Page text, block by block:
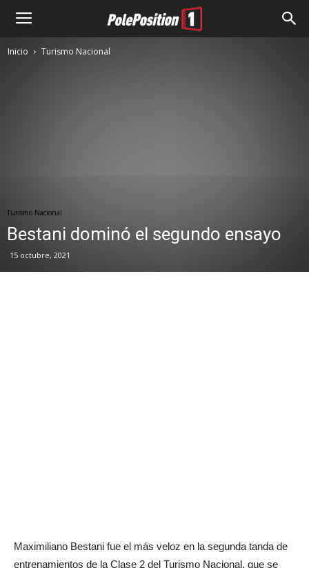
Inicio Turismo Nacional
Turismo Nacional
Bestani dominó el segundo ensayo
15 octubre, 2021
Maximiliano Bestani fue el más veloz en la segunda tanda de
entrenamientos de la Clase 2 del Turismo Nacional, que se